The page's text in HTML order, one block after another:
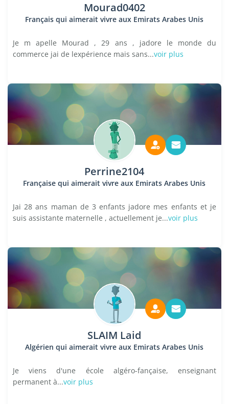
Mourad0402
Français qui aimerait vivre aux Emirats Arabes Unis
Je m apelle Mourad , 29 ans , jadore le monde du
commerce jai de lexpérience mais sans...voir plus
Perrine2104
Française qui aimerait vivre aux Emirats Arabes Unis
Jai 28 ans maman de 3 enfants jadore mes enfants et je
suis assistante maternelle , actuellement je...voir plus
SLAIM Laid
Algérien qui aimerait vivre aux Emirats Arabes Unis
Je viens d'une école algéro-fançaise, enseignant
permanent à...voir plus